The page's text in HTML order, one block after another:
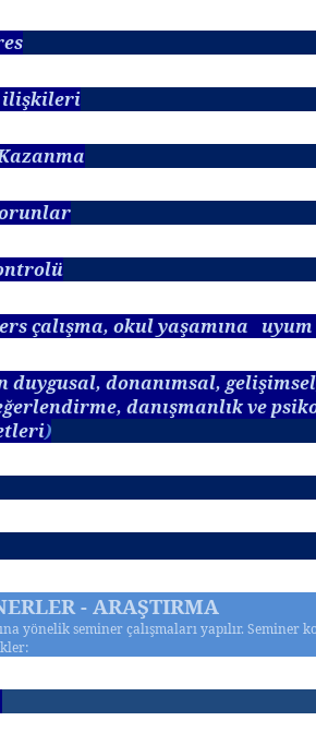
ilişkileri
çalışma, okul yaşamına uyum
duygusal, donanımsal,
danışmanlık ve
)
- ARAŞTIRMA
yönelik seminer çalışmaları yapılır. Seminer